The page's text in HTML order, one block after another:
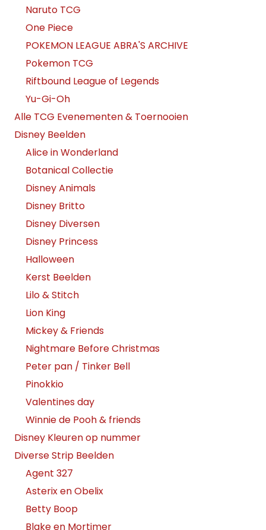
Naruto TCG
One Piece
POKEMON LEAGUE ABRA'S ARCHIVE
Pokemon TCG
Riftbound League of Legends
Yu-Gi-Oh
Alle TCG Evenementen & Toernooien
Disney Beelden
Alice in Wonderland
Botanical Collectie
Disney Animals
Disney Britto
Disney Diversen
Disney Princess
Halloween
Kerst Beelden
Lilo & Stitch
Lion King
Mickey & Friends
Nightmare Before Christmas
Peter pan / Tinker Bell
Pinokkio
Valentines day
Winnie de Pooh & friends
Disney Kleuren op nummer
Diverse Strip Beelden
Agent 327
Asterix en Obelix
Betty Boop
Blake en Mortimer